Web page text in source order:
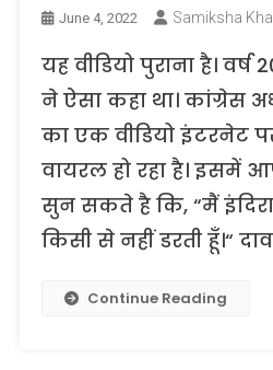
June 4, 2022 Samiksha
यह वीडियो पुराना है। वर्ष
ने ऐसा कहा था। कांग्रेस
का एक वीडियो इंटरनेट
वायरल हो रहा है। इसमें
सुन सकते है कि, “मैं
किसी से नहीं डरती हूँ।“
Continue Reading